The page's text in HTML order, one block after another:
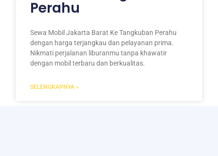
Perahu
Sewa Mobil Jakarta Barat Ke Tangkuban Perahu
dengan harga terjangkau dan pelayanan prima.
Nikmati perjalanan liburanmu tanpa khawatir
dengan mobil terbaru dan berkualitas.
SELENGKAPNYA »